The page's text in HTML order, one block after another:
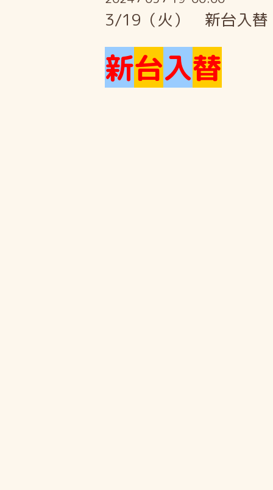
3/19（火） 新台入替
新台入替